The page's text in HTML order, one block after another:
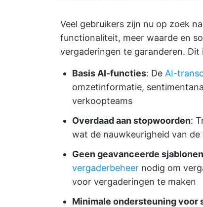
Veel gebruikers zijn nu op zoek
functionaliteit, meer waarde en
vergaderingen te garanderen. Dit
Basis AI-functies: De AI-
omzetinformatie,
verkoopteams
Overdaad aan stopwoorden:
wat de nauwkeurigheid van
Geen geavanceerde
vergaderbeheer nodig om
voor vergaderingen te maken
Minimale ondersteuning voor